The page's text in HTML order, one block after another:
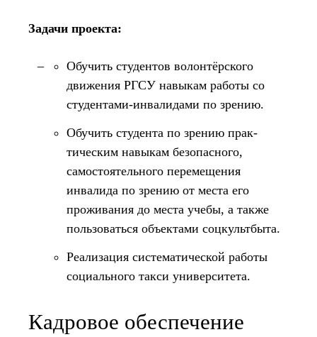
Задачи проекта:
Обучить студентов волонтёрского
движения РГСУ навыкам работы со
студентами-инвалидами по зрению.
Обучить студента по зрению прак­
тическим навыкам безопасного,
самостоятельного перемещения
инвалида по зрению от места его
проживания до места учебы, а также
пользоваться объектами соцкультбыта.
Реализация систематической работы
социального такси университета.
Кадровое обеспечение